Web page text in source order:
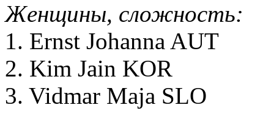
Женщины, сложность:
1. Ernst Johanna AUT
2. Kim Jain KOR
3. Vidmar Maja SLO